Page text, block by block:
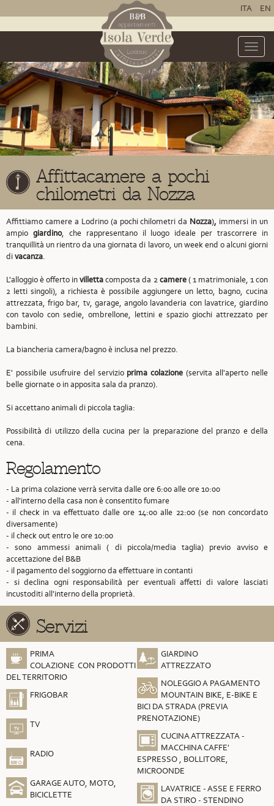
ITA EN
Toggle
Affittacamere a pochi
chilometri da Nozza
Affittiamo camere a Lodrino (a pochi chilometri da Nozza), immersi in un
ampio giardino, che rappresentano il luogo ideale per trascorrere in
tranquillità un rientro da una giornata di lavoro, un week end o alcuni giorni
divacanza.
L'alloggio è offerto invillettacomposta da 2camere( 1 matrimoniale, 1 con
2 letti singoli), a richiesta è possibile aggiungere un letto, bagno, cucina
attrezzata, frigo bar, tv, garage, angolo lavanderia con lavatrice, giardino
con tavolo con sedie, ombrellone, lettini e spazio giochi attrezzato per
bambini.
La biancheria camera/bagno è inclusa nel prezzo.
E' possibile usufruire del servizio prima colazione (servita all'aperto nelle
belle giornate o in apposita sala da pranzo).
Si accettano animali di piccola taglia:
Possibilità di utilizzo della cucina per la preparazione del pranzo e della
cena.
Regolamento
- La prima colazione verrà servita dalle ore 6:00 alle ore 10:00
- all'interno della casa non è consentito fumare
- il check in va effettuato dalle ore 14:00 alle 22:00 (se non concordato
diversamente)
- il check out entro le ore 10:00
- sono ammessi animali ( di piccola/media taglia) previo avviso e
accettazione del B&B
- il pagamento del soggiorno da effettuare in contanti
- si declina ogni responsabilità per eventuali affetti di valore lasciati
incustoditi all'interno della proprietà.
Servizi
PRIMA
COLAZIONE CON PRODOTTI
DEL TERRITORIO
FRIGOBAR
TV
RADIO
GARAGE AUTO, MOTO,
BICICLETTE
GIARDINO
ATTREZZATO
NOLEGGIO A PAGAMENTO
MOUNTAIN BIKE, E-BIKE E
BICI DA STRADA (PREVIA
PRENOTAZIONE)
CUCINA ATTREZZATA -
MACCHINA CAFFE'
ESPRESSO , BOLLITORE,
MICROONDE
LAVATRICE - ASSE E FERRO
DA STIRO - STENDINO